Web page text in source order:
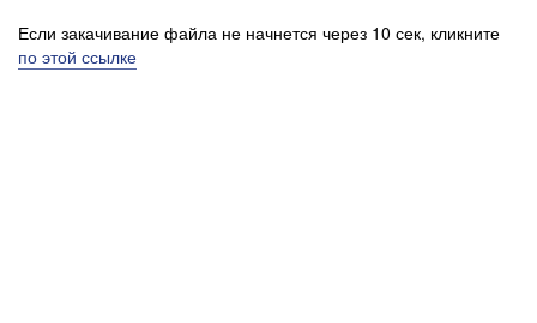
Если закачивание файла не начнется через 10 сек, кликните
по этой ссылке